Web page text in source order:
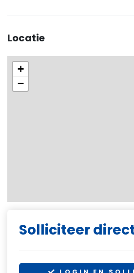
Locatie
+
−
Solliciteer